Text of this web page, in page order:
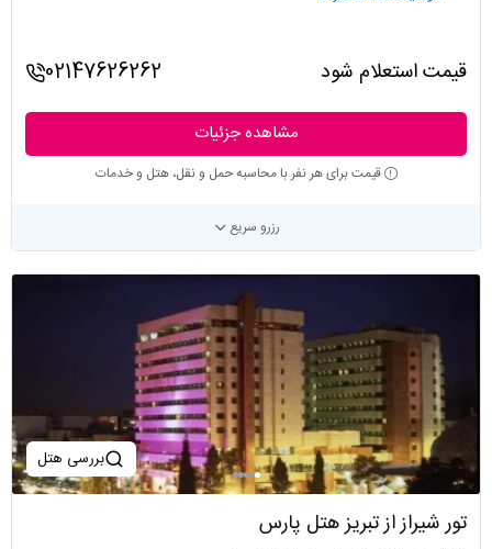
قیمت استعلام شود 02147626262
مشاهده جزئیات
قیمت برای هر نفر با محاسبه حمل و نقل، هتل و خدمات
رزرو سریع
بررسی هتل
تور شیراز از تبریز هتل پارس